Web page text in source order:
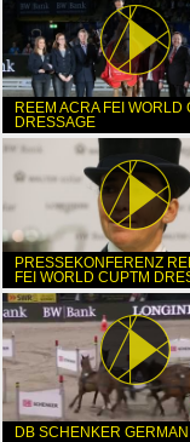
REEM ACRA FEI WORLD
DRESSAGE
PRESSEKONFERENZ
FEI WORLD CUPTM
DB SCHENKER